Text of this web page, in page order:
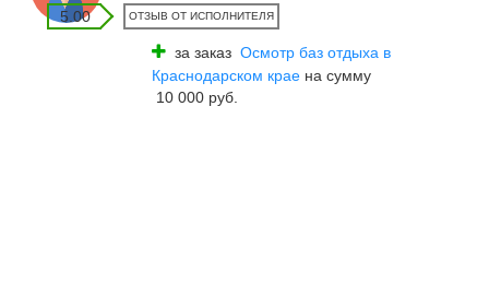
5.00 ОТЗЫВ ОТ ИСПОЛНИТЕЛЯ
за заказ Осмотр баз отдыха в
Краснодарском крае на сумму
10 000 руб.